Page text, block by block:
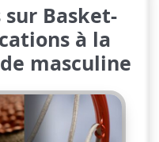
Basket-
à la
masculine